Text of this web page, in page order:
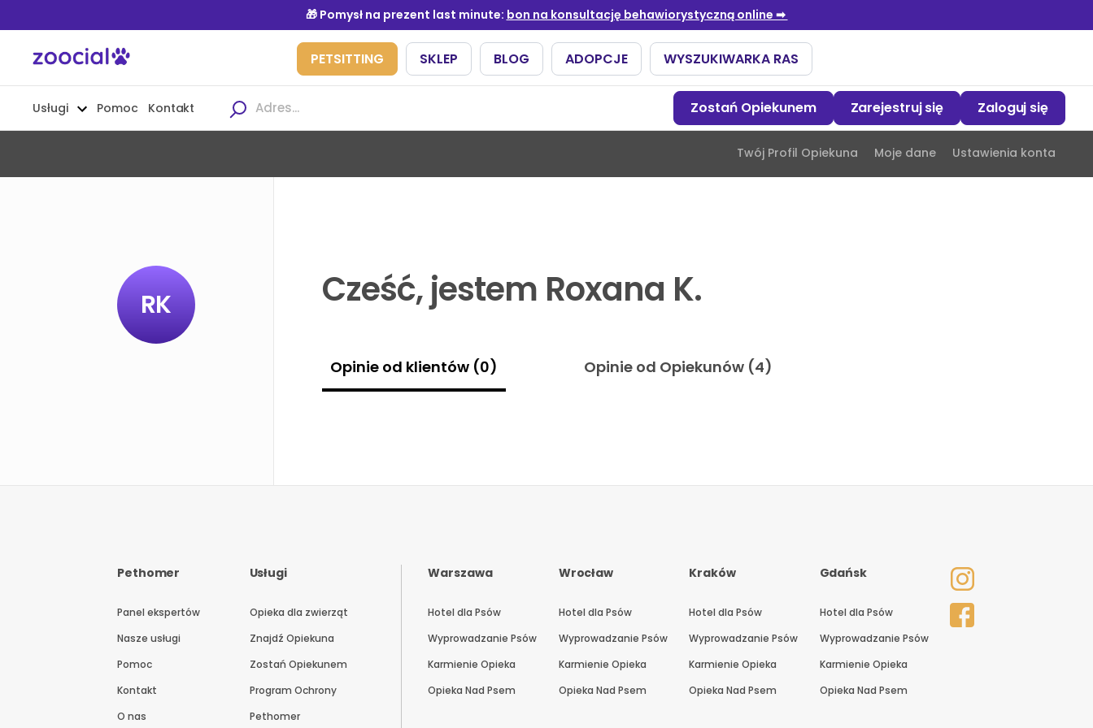
Usługi Pomoc Kontakt Zostań Opiekunem Zarejestruj się Zaloguj się
Twój Profil Opiekuna Moje dane Ustawienia konta
RK Cześć, jestem Roxana K.
Opinie od klientów (0) Opinie od Opiekunów (4)
Pethomer
Panel ekspertów
Nasze usługi
Pomoc
Kontakt
O nas
Usługi
Opieka dla zwierząt
Znajdź Opiekuna
Zostań Opiekunem
Program Ochrony
Pethomer
Warszawa
Hotel dla Psów
Wyprowadzanie Psów
Karmienie Opieka
Opieka Nad Psem
Wrocław
Hotel dla Psów
Wyprowadzanie Psów
Karmienie Opieka
Opieka Nad Psem
Kraków
Hotel dla Psów
Wyprowadzanie Psów
Karmienie Opieka
Opieka Nad Psem
Gdańsk
Hotel dla Psów
Wyprowadzanie Psów
Karmienie Opieka
Opieka Nad Psem